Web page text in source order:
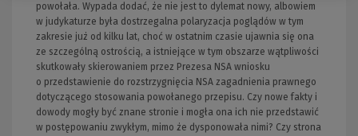
powołała. Wypada dodać, że nie jest to dylemat nowy, albowiem
w judykaturze była dostrzegalna polaryzacja poglądów w tym
zakresie już od kilku lat, choć w ostatnim czasie ujawnia się ona
ze szczególną ostrością, a istniejące w tym obszarze wątpliwości
skutkowały skierowaniem przez Prezesa NSA wniosku
o przedstawienie do rozstrzygnięcia NSA zagadnienia prawnego
dotyczącego stosowania powołanego przepisu. Czy nowe fakty i
dowody mogły być znane stronie i mogła ona ich nie przedstawić
w postępowaniu zwykłym, mimo że dysponowała nimi? Czy strona